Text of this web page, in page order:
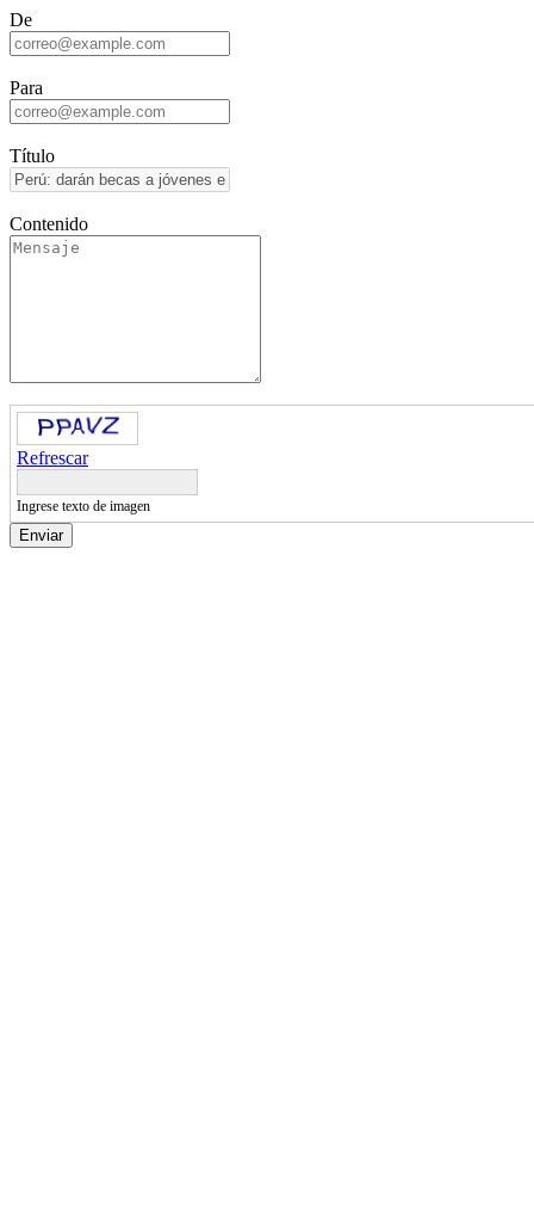
De
Para
Título
Contenido
Refrescar
Ingrese texto de imagen